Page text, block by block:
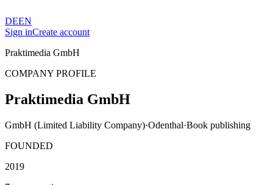
DEEN
Sign inCreate account
Praktimedia GmbH
COMPANY PROFILE
Praktimedia GmbH
GmbH (Limited Liability Company)·Odenthal·Book publishing
FOUNDED
2019